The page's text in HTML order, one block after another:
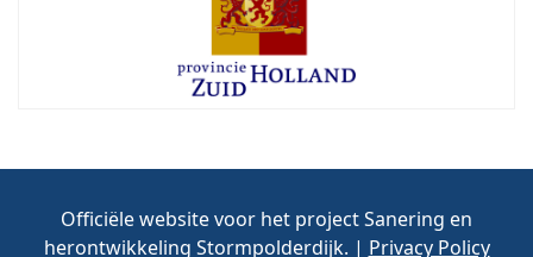
Officiële website voor het project Sanering en
herontwikkeling Stormpolderdijk. | Privacy Policy